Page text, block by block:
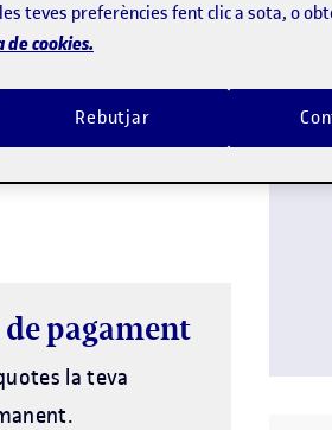
Educatiusde la UOC
de la funció
pagament
la teva
teves preferències fent clic a sota, o
de cookies.
Rebutjar